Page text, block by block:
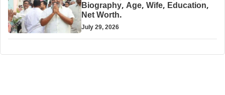
Biography, Age, Wife, Education,
Net Worth.
July 29, 2026